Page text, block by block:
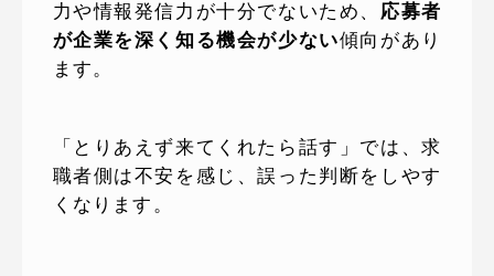
力や情報発信力が十分でないため、 応募者
が企業を深く知る機会が少ない傾向があり
ます。
「とりあえず来てくれたら話す」では、求
職者側は不安を感じ、誤った判断をしやす
くなります。